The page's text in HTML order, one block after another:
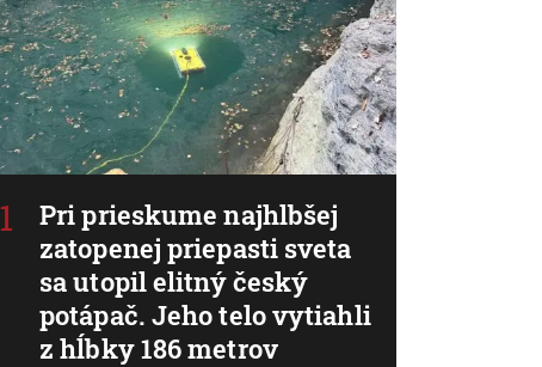
Pri prieskume najhlbšej
zatopenej priepasti sveta
sa utopil elitný český
potápač. Jeho telo vytiahli
z hĺbky 186 metrov